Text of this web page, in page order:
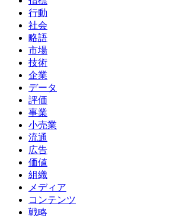
行動
社会
略語
市場
技術
企業
データ
評価
事業
小売業
流通
広告
価値
組織
メディア
コンテンツ
戦略